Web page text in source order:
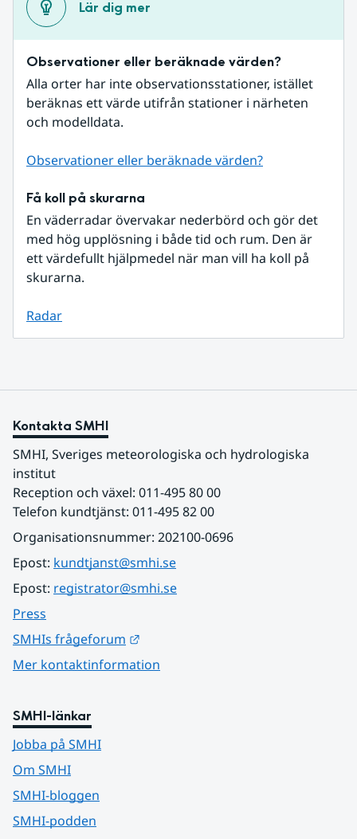
Lär dig mer
Observationer eller beräknade värden?
Alla orter har inte observationsstationer, istället
beräknas ett värde utifrån stationer i närheten
och modelldata.
Observationer eller beräknade värden?
Få koll på skurarna
En väderradar övervakar nederbörd och gör det
med hög upplösning i både tid och rum. Den är
ett värdefullt hjälpmedel när man vill ha koll på
skurarna.
Radar
Kontakta SMHI
SMHI, Sveriges meteorologiska och hydrologiska
institut
Reception och växel: 011-495 80 00
Telefon kundtjänst: 011-495 82 00
Organisationsnummer: 202100-0696
Epost: kundtjanst@smhi.se
Epost: registrator@smhi.se
Press
SMHIs frågeforum
Mer kontaktinformation
SMHI-länkar
Jobba på SMHI
Om SMHI
SMHI-bloggen
SMHI-podden